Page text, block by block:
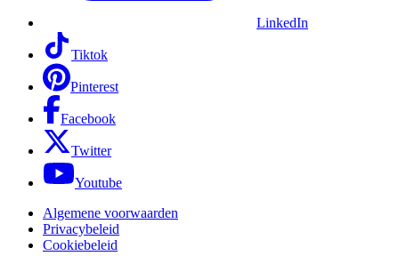
LinkedIn
Tiktok
Pinterest
Facebook
Twitter
Youtube
Algemene voorwaarden
Privacybeleid
Cookiebeleid